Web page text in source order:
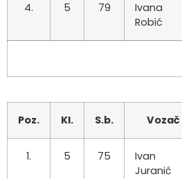
4. 5 79
Ivana
Robić
Poz.
Kl. S.b. Vozač
1. 5 75
Ivan
Juranić